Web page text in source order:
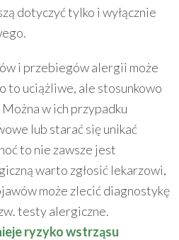
dotyczyć tylko i wyłącznie
i przebiegów alergii może
to uciążliwe, ale stosunkowo
w ich przypadku
lub starać się unikać
to nie zawsze jest
warto zgłosić lekarzowi,
może zlecić diagnostykę
testy alergiczne.
ryzyko wstrząsu